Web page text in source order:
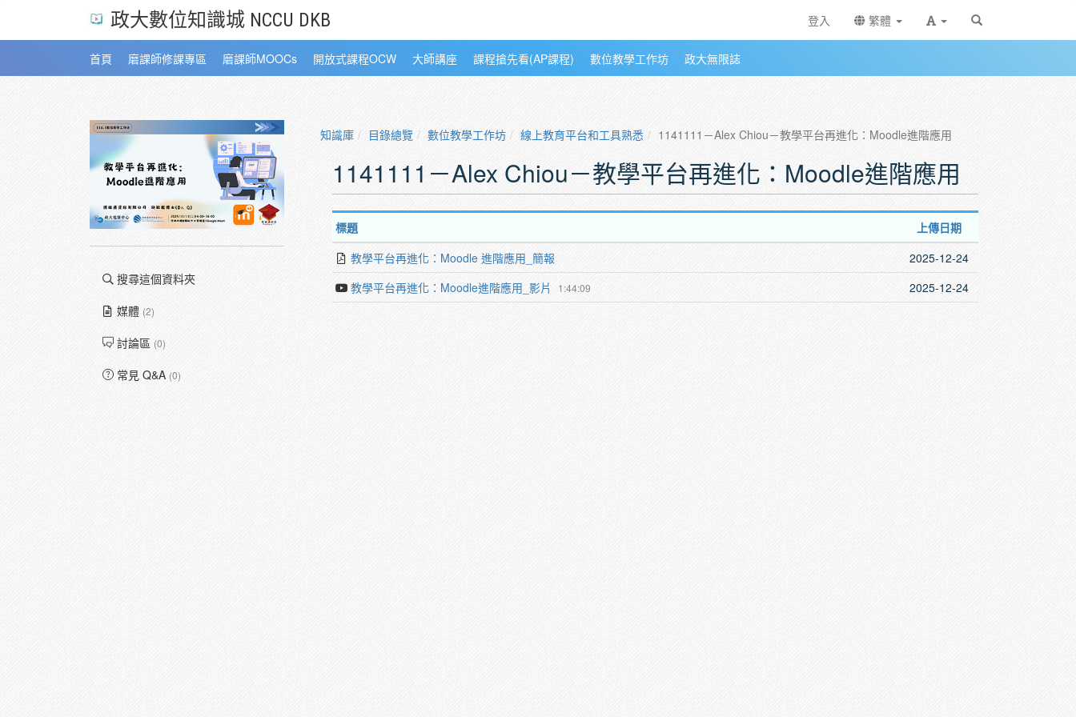
政大數位知識城 NCCU DKB 登入 繁體
首頁 磨課師修課專區 磨課師MOOCs 開放式課程OCW 大師講座 課程搶先看(AP課程) 數位教學工作坊 政大無限誌
搜尋這個資料夾
媒體 (2)
討論區 (0)
常見 Q&A (0)
知識庫 目錄總覽 數位教學工作坊 線上教育平台和工具熟悉 1141111－Alex Chiou－教學平台再進化：Moodle進階應用
1141111－Alex Chiou－教學平台再進化：Moodle進階應用
標題
上傳日期
教學平台再進化：Moodle 進階應用_簡報
2025-12-24
1:44:09
教學平台再進化：Moodle進階應用_影片 2025-12-24